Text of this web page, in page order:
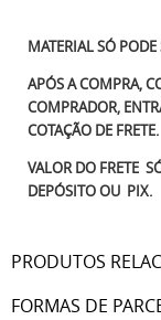
MATERIAL SÓ
APÓS A COMPRA,
COMPRADOR,
COTAÇÃO DE FRETE.
VALOR DO FRETE
DEPÓSITO OU PIX.
PRODUTOS
FORMAS DE